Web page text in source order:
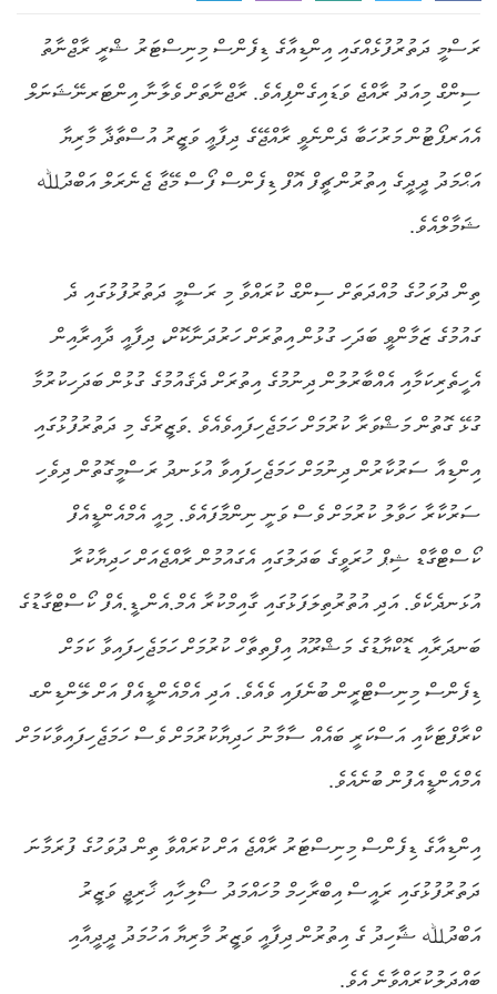
ރަސްމީ ދަތުރުފުޅެއްގައި އިންޑިއާގެ ޑިފެންސް މިނިސްޓަރު ޝްރީ ރާޖްނާތު
ސިންގް މިއަދު ރާއްޖެ ވަޑައިގެންފިއެވެ. ރާޖްނާތަށް ވެލާނާ އިންޓަރނޭޝަނަލް
އެއަރޕޯޓުން މަރުހަބާ ދެންނެވީ ރާއްޖޭގެ ދިފާޢީ ވަޒީރު އުސްތާޛާ މާރިޔާ
އަޙްމަދު ދީދީގެ އިތުރުން ޗީފް އޮފް ޑިފެންސް ފޯސް މޭޖާ ޖެނެރަލް އަބްދުﷲ
ޝަމާލްއެވެ.
ތިން ދުވަހުގެ މުއްދަތަށް ސިންގް ކުރައްވާ މި ރަސްމީ ދަތުރުފުޅުގައި ދެ
ގައުމުގެ ޒަމާންވީ ބަދަހި ގުޅުން އިތުރަށް ހަރުދަނާކޮށް، ދިފާއީ ދާއިރާއިން
އެހީތެރިކަމާއި އެއްބާރުލުން ދިނުމުގެ އިތުރަށް ދެޤައުމުގެ ގުޅުން ބަދަހިކުރުމާ
ގުޅޭ ގޮތުން މަޝްވަރާ ކުރުމަށް ހަމަޖެހިފައިވެއެވެ .ވަޒީރުގެ މި ދަތުރުފުޅުގައި
އިންޑިއާ ސަރުކާރުން ދިނުމަށް ހަމަޖެހިފައިވާ އުޅަނދު ރަސްމީގޮތުން ދިވެހި
ސަރުކާރާ ހަވާލު ކުރުމަށް ވެސް ވަނީ ނިންމާފައެވެ. މިއީ އެމްއެންޑީއެފް
ކޯސްޓްގާޑް ޝިޕް ހުރަވީގެ ބަދަލުގައި އެގައުމުން ރާއްޖެއަށް ހަދިޔާކުރާ
އުޅަނދެކެވެ. އަދި އުތުރުތިލަފަޅުގައި ގާއިމްކުރާ އެމް.އެން.ޑީ.އެފް ކޯސްޓްގާޑުގެ
ބަނދަރާއި ޑޮކްޔާޑުގެ މަޝްރޫއު އިފްތިތާހް ކުރުމަށް ހަމަޖެހިފައިވާ ކަމަށް
ޑިފެންސް މިނިސްޓްރީން ބުނެފައި ވެއެވެ. އަދި އެމްއެންޑީއެފް އަށް ލޭންޑިންގ
ކްރާފްޓަކާއި އަސްކަރީ ބައެއް ސާމާނު ހަދިޔާކުރުމަށް ވެސް ހަމަޖެހިފައިވާކަމަށް
އެމްއެންޑީއެފުން ބުނެއެވެ.
އިންޑިއާގެ ޑިފެންސް މިނިސްޓަރު ރާއްޖެ އަށް ކުރައްވާ ތިން ދުވަހުގެ ފުރަމާނަ
ދަތުރުފުޅުގައި ރައީސް އިބްރާހިމް މުހައްމަދު ސޯލިހާއި ޚާރިޖީ ވަޒީރު
އަބްދުﷲ ޝާހިދު ގެ އިތުރުން ދިފާއީ ވަޒީރު މާރިޔާ އަހުމަދު ދީދީއާއި
ބައްދަލުކުރައްވާނެ އެވެ.